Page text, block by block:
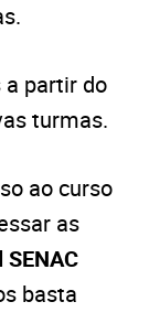
partir do
turmas.
ao curso
as
basta